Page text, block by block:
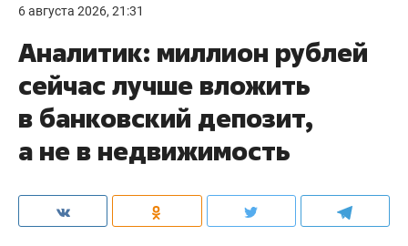
6 августа 2026, 21:31
Аналитик: миллион рублей
сейчас лучше вложить
в банковский депозит,
а не в недвижимость